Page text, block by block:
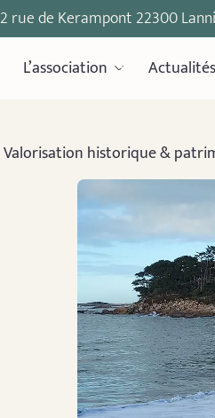
2 rue de Kerampont 22300
L’association
Actualités
Valorisation historique &